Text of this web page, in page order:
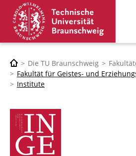
Die TU Braunschweig
Fakultät für Geistes- und
Institute